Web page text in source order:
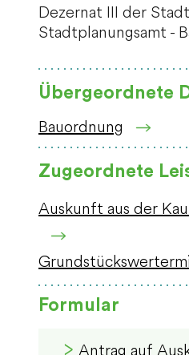
Dezernat III der
Stadtplanungsamt -
Übergeordnete
Bauordnung
Zugeordnete
Auskunft aus der
Formular
Antrag auf